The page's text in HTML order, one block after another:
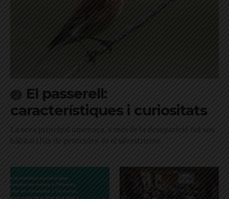
El passerell:
característiques i curiositats
La seva principal amenaça, a més de la desaparició del seu
hàbitat i l'ús de pesticides, és el silvestrisme